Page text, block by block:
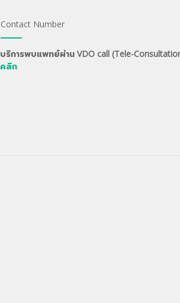
Contact Number
บริการพบแพทย์ผ่าน VDO call (Tele-
คลิก